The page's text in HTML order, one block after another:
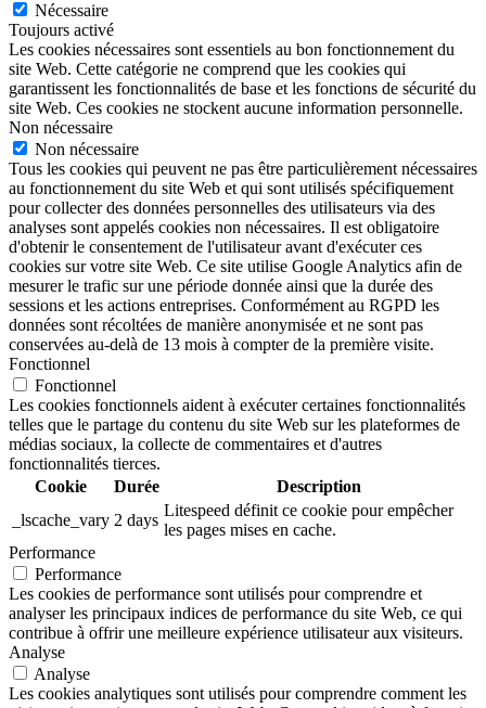
Nécessaire
Toujours activé
Les cookies nécessaires sont essentiels au bon fonctionnement du
site Web. Cette catégorie ne comprend que les cookies qui
garantissent les fonctionnalités de base et les fonctions de sécurité du
site Web. Ces cookies ne stockent aucune information personnelle.
Non nécessaire
Non nécessaire
Tous les cookies qui peuvent ne pas être particulièrement nécessaires
au fonctionnement du site Web et qui sont utilisés spécifiquement
pour collecter des données personnelles des utilisateurs via des
analyses sont appelés cookies non nécessaires. Il est obligatoire
d'obtenir le consentement de l'utilisateur avant d'exécuter ces
cookies sur votre site Web. Ce site utilise Google Analytics afin de
mesurer le trafic sur une période donnée ainsi que la durée des
sessions et les actions entreprises. Conformément au RGPD les
données sont récoltées de manière anonymisée et ne sont pas
conservées au-delà de 13 mois à compter de la première visite.
Fonctionnel
Fonctionnel
Les cookies fonctionnels aident à exécuter certaines fonctionnalités
telles que le partage du contenu du site Web sur les plateformes de
médias sociaux, la collecte de commentaires et d'autres
fonctionnalités tierces.
Cookie
Durée
Description
_lscache_vary 2 days
Litespeed définit ce cookie pour empêcher
les pages mises en cache.
Performance
Performance
Les cookies de performance sont utilisés pour comprendre et
analyser les principaux indices de performance du site Web, ce qui
contribue à offrir une meilleure expérience utilisateur aux visiteurs.
Analyse
Analyse
Les cookies analytiques sont utilisés pour comprendre comment les